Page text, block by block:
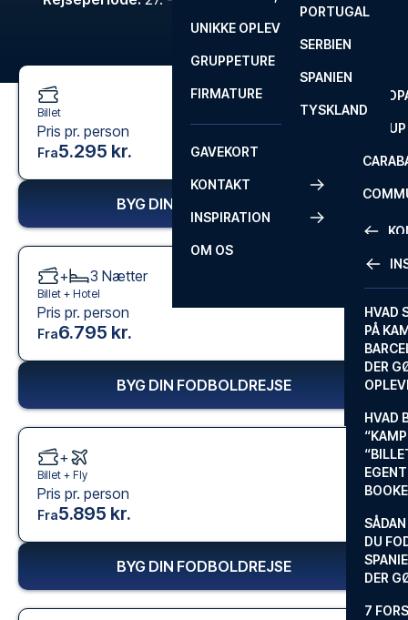
FA CUP
ROM
SEVILLA
PORTUGAL
SERBIEN
SPANIEN
TYSKLAND
UNIKKE OPLEVELSER
GRUPPETURE
FIRMATURE
GAVEKORT
KONTAKT
FAQ
INSPIRATION
HVAD
PÅ
DER
HVAD
DU
DER
7
OM OS
Billet
Pris pr. person
Fra5.295 kr.
BYG DIN FODBOLDREJSE
+ 3 Nætter
Billet + Hotel
Pris pr. person
Fra6.795 kr.
BYG DIN FODBOLDREJSE
+
Billet + Fly
Pris pr. person
Fra5.895 kr.
BYG DIN FODBOLDREJSE